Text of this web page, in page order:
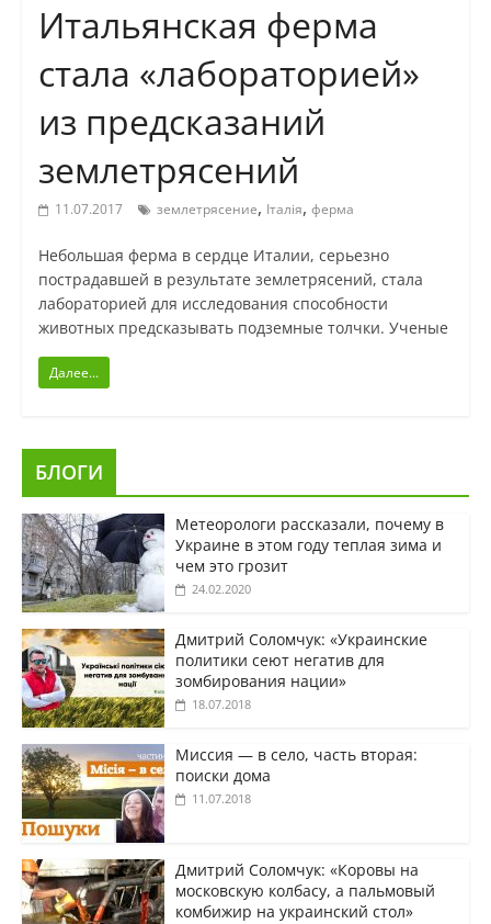
Итальянская ферма
стала «лабораторией»
из предсказаний
землетрясений
11.07.2017 землетрясение, Італія, ферма
Небольшая ферма в сердце Италии, серьезно
пострадавшей в результате землетрясений, стала
лабораторией для исследования способности
животных предсказывать подземные толчки. Ученые
Далее...
БЛОГИ
Метеорологи рассказали, почему в
Украине в этом году теплая зима и
чем это грозит
24.02.2020
Дмитрий Соломчук: «Украинские
политики сеют негатив для
зомбирования нации»
18.07.2018
Миссия — в село, часть вторая:
поиски дома
11.07.2018
Дмитрий Соломчук: «Коровы на
московскую колбасу, а пальмовый
комбижир на украинский стол»